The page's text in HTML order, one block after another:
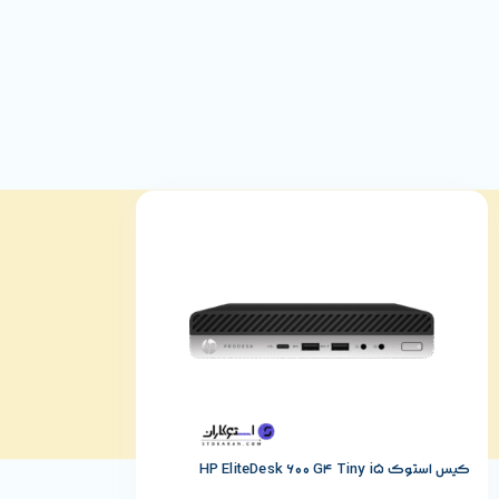
کیس استوک HP EliteDesk 600 G4 Tiny i5